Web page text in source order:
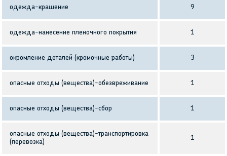
одежда-крашение 9
одежда-нанесение пленочного покрытия 1
окромление деталей (кромочные работы) 3
опасные отходы (вещества)-обезвреживание 1
опасные отходы (вещества)-сбор 1
опасные отходы (вещества)-транспортировка
(перевозка)
1